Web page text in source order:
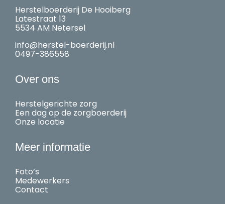
Herstelboerderij De Hooiberg
Latestraat 13
5534 AM Netersel
info@herstel-boerderij.nl
0497-386558
Over ons
Herstelgerichte zorg
Een dag op de zorgboerderij
Onze locatie
Meer informatie
Foto’s
Medewerkers
Contact